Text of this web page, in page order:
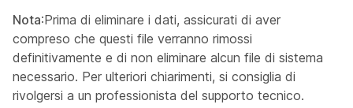
Nota:Prima di eliminare i dati, assicurati di aver
compreso che questi file verranno rimossi
definitivamente e di non eliminare alcun file di sistema
necessario. Per ulteriori chiarimenti, si consiglia di
rivolgersi a un professionista del supporto tecnico.